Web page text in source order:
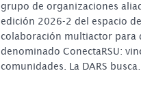
grupo de organizaciones
edición 2026-2 del espacio
colaboración multiactor para
denominado ConectaRSU:
comunidades. La DARS